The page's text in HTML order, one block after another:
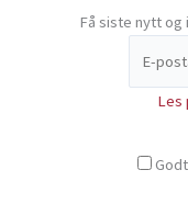
Få siste nytt
Les